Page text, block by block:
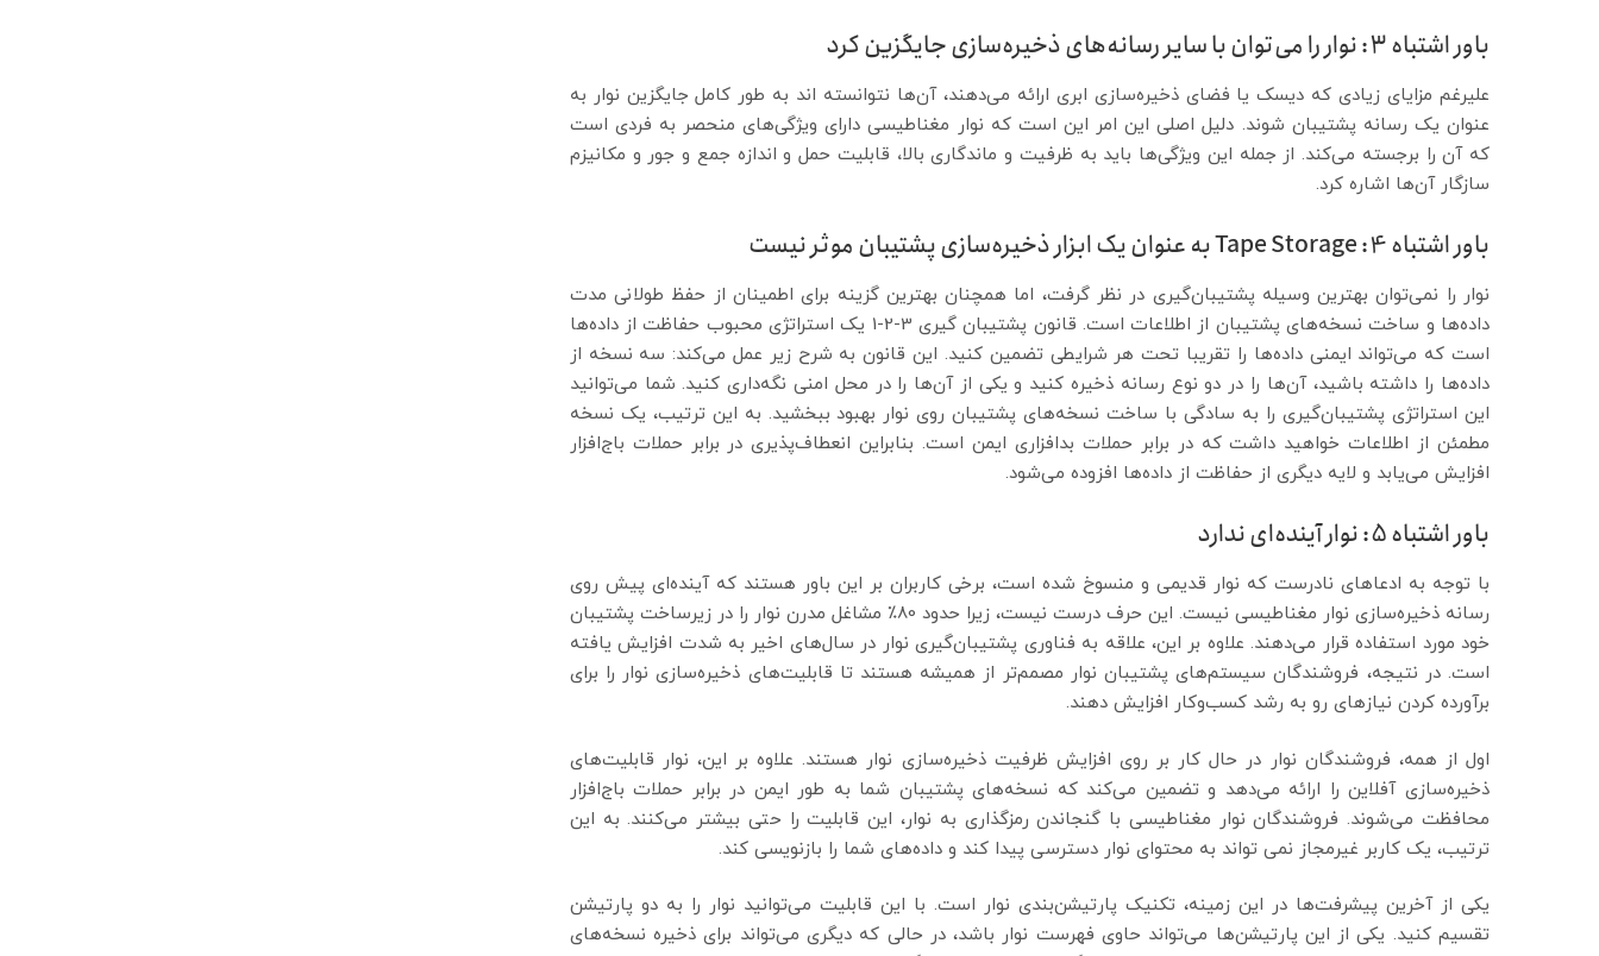
باور اشتباه 3: نوار را می‌توان با سایر رسانه‌های ذخیره‌سازی جایگزین کرد
علیرغم مزایای زیادی که دیسک یا فضای ذخیره‌سازی ابری ارائه می‌دهند، آن‌ها نتوانسته اند به طور کامل جایگزین نوار به
عنوان یک رسانه پشتیبان شوند. دلیل اصلی این امر این است که نوار مغناطیسی دارای ویژگی‌های منحصر به فردی است
که آن را برجسته می‌کند. از جمله این ویژگی‌ها باید به ظرفیت و ماندگاری بالا، قابلیت حمل و اندازه جمع و جور و مکانیزم
سازگار آن‌ها اشاره کرد.
باور اشتباه 4: Tape Storage به عنوان یک ابزار ذخیره‌سازی پشتیبان موثر نیست
نوار را نمی‌توان بهترین وسیله پشتیبان‌گیری در نظر گرفت، اما همچنان بهترین گزینه برای اطمینان از حفظ طولانی مدت
داده‌ها و ساخت نسخه‌های پشتیبان از اطلاعات است. قانون پشتیبان گیری 3-2-1 یک استراتژی محبوب حفاظت از داده‌ها
است که می‌تواند ایمنی داده‌ها را تقریبا تحت هر شرایطی تضمین کنید. این قانون به شرح زیر عمل می‌کند: سه نسخه از
داده‌ها را داشته باشید، آن‌ها را در دو نوع رسانه ذخیره کنید و یکی از آن‌ها را در محل امنی نگه‌داری کنید. شما می‌توانید
این استراتژی پشتیبان‌گیری را به سادگی با ساخت نسخه‌های پشتیبان روی نوار بهبود ببخشید. به این ترتیب، یک نسخه
مطمئن از اطلاعات خواهید داشت که در برابر حملات بدافزاری ایمن است. بنابراین انعطاف‌پذیری در برابر حملات باج‌افزار
افزایش می‌یابد و لایه دیگری از حفاظت از داده‌ها افزوده می‌شود.
باور اشتباه 5: نوار آینده‌ای ندارد
با توجه به ادعاهای نادرست که نوار قدیمی و منسوخ شده است، برخی کاربران بر این باور هستند که آینده‌ای پیش روی
رسانه ذخیره‌سازی نوار مغناطیسی نیست. این حرف درست نیست، زیرا حدود 80٪ مشاغل مدرن نوار را در زیرساخت پشتیبان
خود مورد استفاده قرار می‌دهند. علاوه بر این، علاقه به فناوری پشتیبان‌گیری نوار در سال‌های اخیر به شدت افزایش یافته
است. در نتیجه، فروشندگان سیستم‌های پشتیبان نوار مصمم‌تر از همیشه هستند تا قابلیت‌های ذخیره‌سازی نوار را برای
برآورده کردن نیازهای رو به رشد کسب‌وکار افزایش دهند.
اول از همه، فروشندگان نوار در حال کار بر روی افزایش ظرفیت ذخیره‌سازی نوار هستند. علاوه بر این، نوار قابلیت‌های
ذخیره‌سازی آفلاین را ارائه می‌دهد و تضمین می‌کند که نسخه‌های پشتیبان شما به طور ایمن در برابر حملات باج‌افزار
محافظت می‌شوند. فروشندگان نوار مغناطیسی با گنجاندن رمزگذاری به نوار، این قابلیت را حتی بیشتر می‌کنند. به این
ترتیب، یک کاربر غیرمجاز نمی تواند به محتوای نوار دسترسی پیدا کند و داده‌های شما را بازنویسی کند.
یکی از آخرین پیشرفت‌ها در این زمینه، تکنیک پارتیشن‌بندی نوار است. با این قابلیت می‌توانید نوار را به دو پارتیشن
تقسیم کنید. یکی از این پارتیشن‌ها می‌تواند حاوی فهرست نوار باشد، در حالی که دیگری می‌تواند برای ذخیره نسخه‌های